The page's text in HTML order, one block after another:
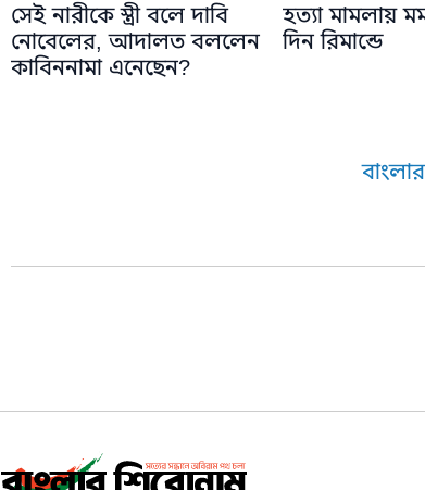
সেই নারীকে স্ত্রী বলে দাবি
নোবেলের, আদালত বললেন
কাবিননামা এনেছেন?
হত্যা মামলায়
দিন রিমান্ডে